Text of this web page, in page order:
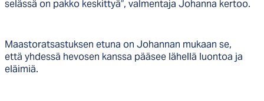
selässä on pakko keskittyä”, valmentaja Johanna kertoo.
Maastoratsastuksen etuna on Johannan mukaan se,
että yhdessä hevosen kanssa pääsee lähellä luontoa ja
eläimiä.